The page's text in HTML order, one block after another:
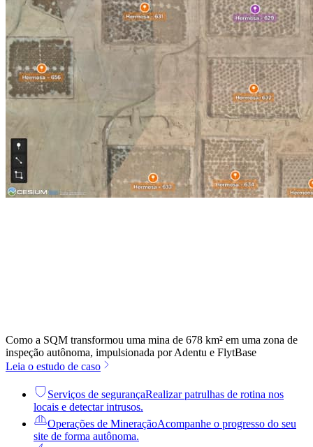
Como a SQM transformou uma mina de 678 km² em uma zona de
inspeção autônoma, impulsionada por Adentu e FlytBase
Leia o estudo de caso
Serviços de segurançaRealizar patrulhas de rotina nos
locais e detectar intrusos.
Operações de MineraçãoAcompanhe o progresso do seu
site de forma autônoma.